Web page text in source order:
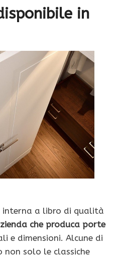
in
interna a libro di qualità
che produca porte
e dimensioni. Alcune di
non solo le classiche